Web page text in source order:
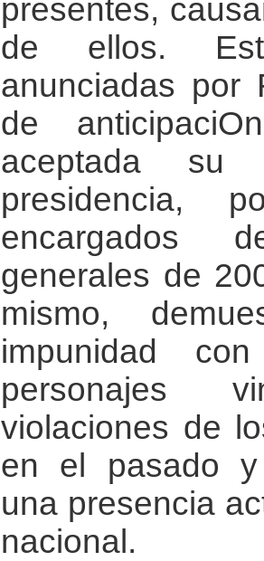
presentes,
de ellos.
anunciadas por
de
aceptada su
presidencia,
encargados
generales de
mismo,
impunidad
personajes
violaciones de
en el pasado y
una presencia
nacional.